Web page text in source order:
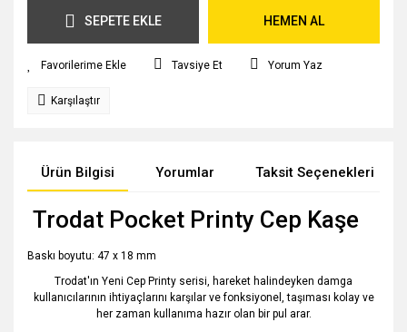
SEPETE EKLE HEMEN AL
Tavsiye Et Yorum Yaz
Karşılaştır
Ürün Bilgisi Yorumlar Taksit Seçenekleri
Trodat Pocket Printy Cep Kaşe
Baskı boyutu: 47 x 18 mm
Trodat'ın Yeni Cep Printy serisi, hareket halindeyken damga
kullanıcılarının ihtiyaçlarını karşılar ve fonksiyonel, taşıması kolay ve
her zaman kullanıma hazır olan bir pul arar.